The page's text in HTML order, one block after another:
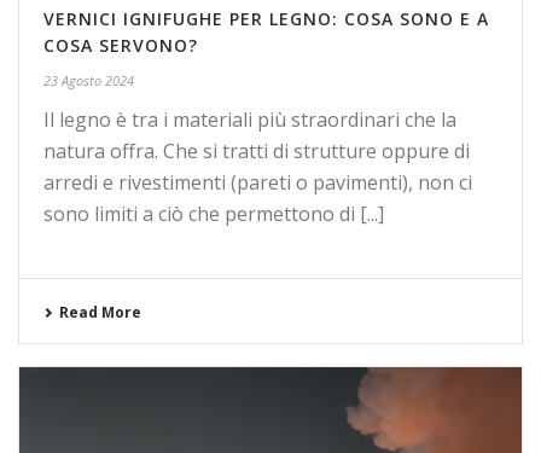
VERNICI IGNIFUGHE PER LEGNO: COSA SONO E A
COSA SERVONO?
23 Agosto 2024
Il legno è tra i materiali più straordinari che la
natura offra. Che si tratti di strutture oppure di
arredi e rivestimenti (pareti o pavimenti), non ci
sono limiti a ciò che permettono di [...]
Read More